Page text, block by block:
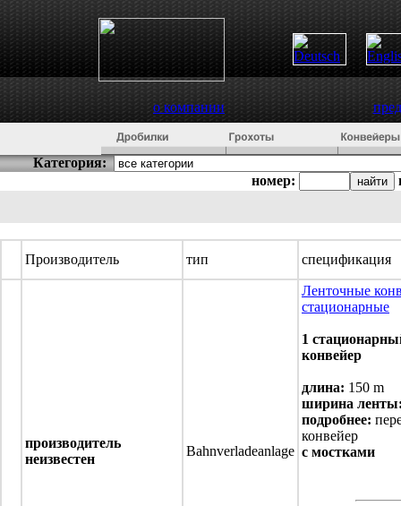
о компании
Категория:
номер:
Производитель тип спецификация
производитель
неизвестен
Bahnverladeanlage
Ленточные
стационарные
1
конвейер
длина: 150 m
ширина
подробнее:
конвейер
с мостками